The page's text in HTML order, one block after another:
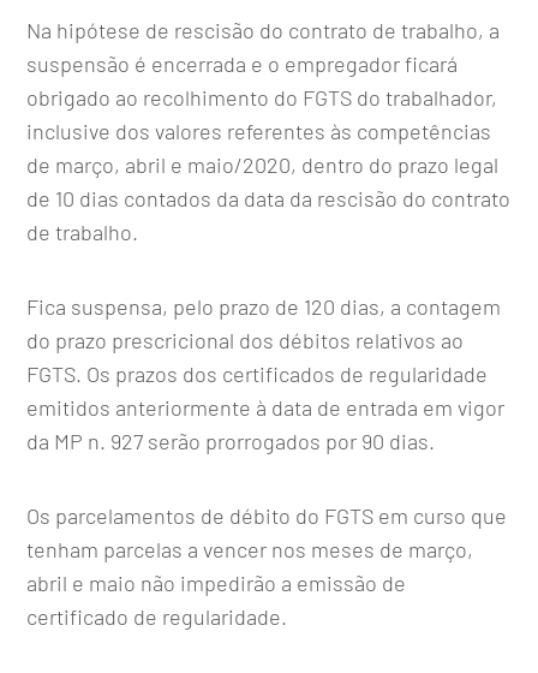
Na hipótese de rescisão do contrato de trabalho, a
suspensão é encerrada e o empregador ficará
obrigado ao recolhimento do FGTS do trabalhador,
inclusive dos valores referentes às competências
de março, abril e maio/2020, dentro do prazo legal
de 10 dias contados da data da rescisão do contrato
de trabalho.
Fica suspensa, pelo prazo de 120 dias, a contagem
do prazo prescricional dos débitos relativos ao
FGTS. Os prazos dos certificados de regularidade
emitidos anteriormente à data de entrada em vigor
da MP n. 927 serão prorrogados por 90 dias.
Os parcelamentos de débito do FGTS em curso que
tenham parcelas a vencer nos meses de março,
abril e maio não impedirão a emissão de
certificado de regularidade.